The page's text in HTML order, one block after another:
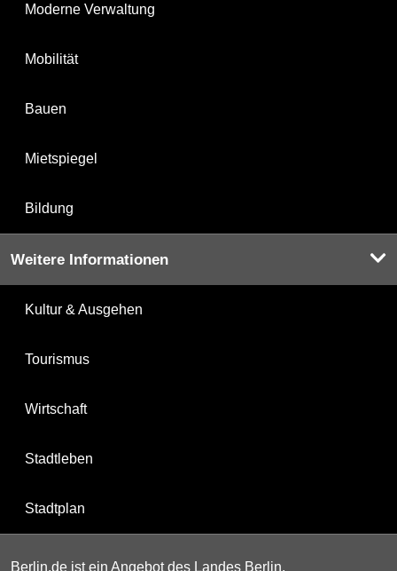
Moderne Verwaltung
Mobilität
Bauen
Mietspiegel
Bildung
Weitere Informationen
Kultur & Ausgehen
Tourismus
Wirtschaft
Stadtleben
Stadtplan
Berlin.de ist ein Angebot des Landes Berlin.